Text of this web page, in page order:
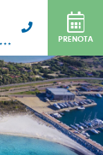
PRENOTA